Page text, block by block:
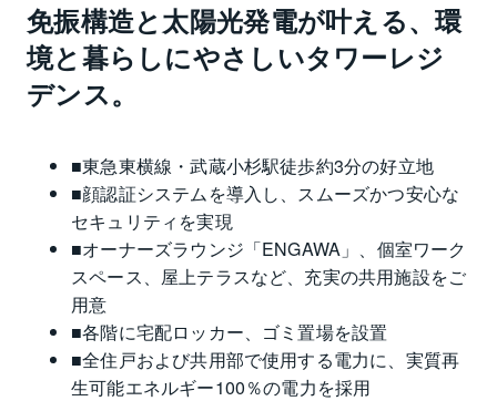
免振構造と太陽光発電が叶える、環
境と暮らしにやさしいタワーレジ
デンス。
■東急東横線・武蔵小杉駅徒歩約3分の好立地
■顔認証システムを導入し、スムーズかつ安心な
セキュリティを実現
■オーナーズラウンジ「ENGAWA」、個室ワーク
スペース、屋上テラスなど、充実の共用施設をご
用意
■各階に宅配ロッカー、ゴミ置場を設置
■全住戸および共用部で使用する電力に、実質再
生可能エネルギー100％の電力を採用